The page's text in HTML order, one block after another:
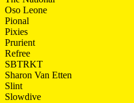
Oso Leone
Pional
Pixies
Prurient
Refree
SBTRKT
Sharon Van Etten
Slint
Slowdive